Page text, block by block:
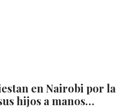
en Nairobi por la
hijos a manos…